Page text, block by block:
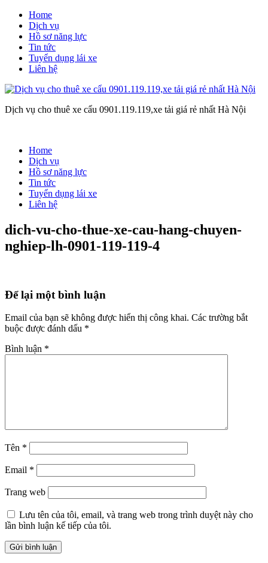
Home
Dịch vụ
Hồ sơ năng lực
Tin tức
Tuyển dụng lái xe
Liên hệ
Dịch vụ cho thuê xe cẩu 0901.119.119,xe tải giá rẻ nhất Hà Nội
Home
Dịch vụ
Hồ sơ năng lực
Tin tức
Tuyển dụng lái xe
Liên hệ
dich-vu-cho-thue-xe-cau-hang-chuyen-
nghiep-lh-0901-119-119-4
Reader
Interactions
Để lại một bình luận
Email của bạn sẽ không được hiển thị công khai. Các trường bắt
buộc được đánh dấu *
Bình luận *
Tên *
Email *
Trang web
Lưu tên của tôi, email, và trang web trong trình duyệt này cho
lần bình luận kế tiếp của tôi.